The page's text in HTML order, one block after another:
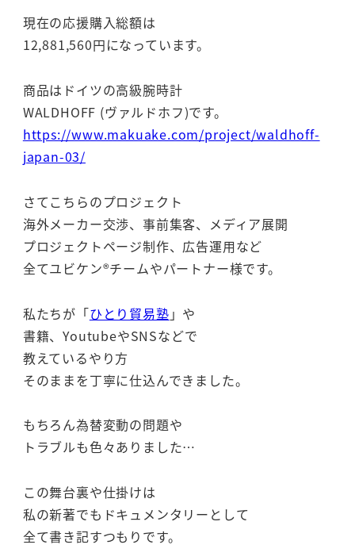
現在の応援購入総額は
12,881,560円になっています。
商品はドイツの高級腕時計
WALDHOFF (ヴァルドホフ)です。
https://www.makuake.com/project/waldhoff-
japan-03/
さてこちらのプロジェクト
海外メーカー交渉、事前集客、メディア展開
プロジェクトページ制作、広告運用など
全てユビケン®チームやパートナー様です。
私たちが「ひとり貿易塾 」や
書籍、YoutubeやSNSなどで
教えているやり方
そのままを丁寧に仕込んできました。
もちろん為替変動の問題や
トラブルも色々ありました…
この舞台裏や仕掛けは
私の新著でもドキュメンタリーとして
全て書き記すつもりです。